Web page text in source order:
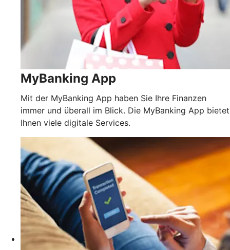
MyBanking App
Mit der MyBanking App haben Sie Ihre Finanzen
immer und überall im Blick. Die MyBanking App bietet
Ihnen viele digitale Services.